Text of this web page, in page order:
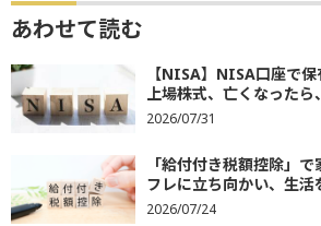
あわせて読む
【NISA】NISA口座で
上場株式、亡くなったら
2026/07/31
「給付付き税額控除」
フレに立ち向かい、生活
2026/07/24